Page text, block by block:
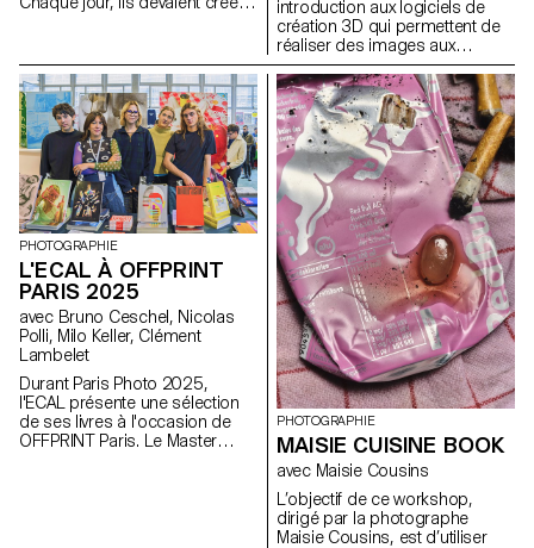
propre collection, qui pouvait
également être combinée avec
les projets de l'ensemble de la
classe.
introduction aux logiciels de
création 3D qui permettent de
réaliser des images aux
qualités photographiques qui
ne sont pas des
photographies.
PHOTOGRAPHIE
L'ECAL À OFFPRINT
PARIS 2025
avec Bruno Ceschel, Nicolas
Polli, Milo Keller, Clément
Lambelet
Durant Paris Photo 2025,
l'ECAL présente une sélection
de ses livres à l'occasion de
OFFPRINT Paris. Le Master
PHOTOGRAPHIE
MAISIE CUISINE BOOK
avec Maisie Cousins
L’objectif de ce workshop,
dirigé par la photographe
Maisie Cousins, est d’utiliser